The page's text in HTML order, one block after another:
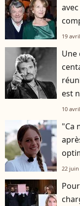
19
Une
est
10
"Ca
22 juin